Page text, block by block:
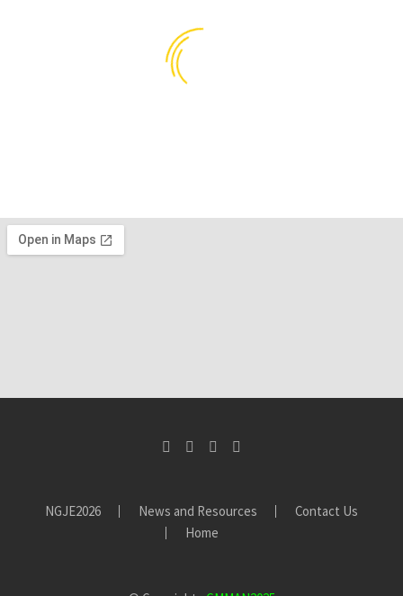
NGJE2026 News and Resources
Contact Us
Home